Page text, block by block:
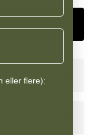
eller flere):